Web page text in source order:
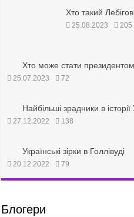
Хто такий
25.08.2023 205
Хто може стати
25.07.2023 72
Найбільші зрадники в історії
27.12.2022 138
Українські зірки в Голлівуді
20.12.2022 79
Блогери